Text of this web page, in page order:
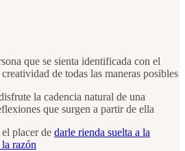
que se sienta identificada con el
de todas las maneras posibles
la cadencia natural de una
que surgen a partir de ella
placer de darle rienda suelta a la
razón